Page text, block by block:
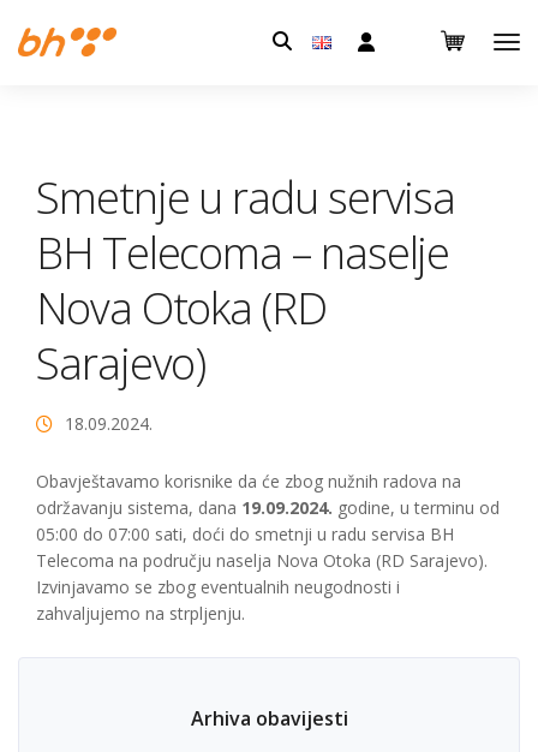
Pretraga:
Smetnje u radu servisa
BH Telecoma – naselje
Nova Otoka (RD
Sarajevo)
18.09.2024.
Obavještavamo korisnike da će zbog nužnih radova na
održavanju sistema, dana 19.09.2024. godine, u terminu od
05:00 do 07:00 sati, doći do smetnji u radu servisa BH
Telecoma na području naselja Nova Otoka (RD Sarajevo).
Izvinjavamo se zbog eventualnih neugodnosti i
zahvaljujemo na strpljenju.
Arhiva obavijesti